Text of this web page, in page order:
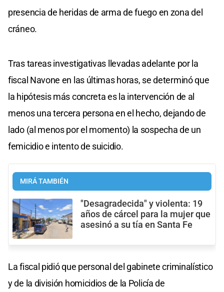
presencia de heridas de arma de fuego en zona del
cráneo.
Tras tareas investigativas llevadas adelante por la
fiscal Navone en las últimas horas, se determinó que
la hipótesis más concreta es la intervención de al
menos una tercera persona en el hecho, dejando de
lado (al menos por el momento) la sospecha de un
femicidio e intento de suicidio.
MIRÁ TAMBIÉN
"Desagradecida" y violenta: 19
años de cárcel para la mujer que
asesinó a su tía en Santa Fe
La fiscal pidió que personal del gabinete criminalístico
y de la división homicidios de la Policía de